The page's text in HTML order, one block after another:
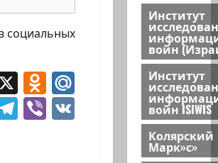
социальных
X Odnoklassniki
Mail.Ru
Telegram
Viber
Институт
войн
Институт
войн ISIWIS
Колярский
Марк»с»